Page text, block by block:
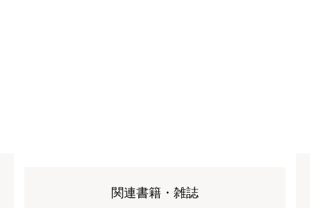
関連書籍・雑誌